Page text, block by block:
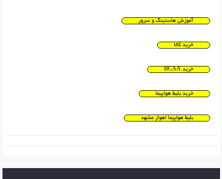
آموزش هاستینگ و سرور
خرید کالا
خرید BCAA
خرید بلیط هواپیما
بلیط هواپیما اهواز مشهد